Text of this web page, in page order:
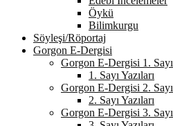
Öykü
Bilimkurgu
Söyleşi/Röportaj
Gorgon E-Dergisi
Gorgon E-Dergisi 1. Sayı
1. Sayı Yazıları
Gorgon E-Dergisi 2. Sayı
2. Sayı Yazıları
Gorgon E-Dergisi 3. Sayı